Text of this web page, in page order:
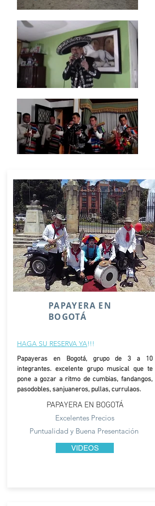
PAPAYERA EN
BOGOTÁ
HAGA SU RESERVA YA!!!
Papayeras en Bogotá, grupo de 3 a 10
integrantes. excelente grupo musical que te
pone a gozar a ritmo de cumbias, fandangos,
pasodobles, sanjuaneros, pullas, currulaos.
PAPAYERA EN BOGOTÁ
Excelentes Precios
Puntualidad y Buena Presentación
VIDEOS